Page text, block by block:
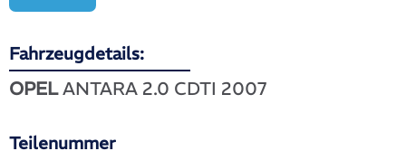
Fahrzeugdetails:
OPELANTARA 2.0 CDTI 2007
Teilenummer